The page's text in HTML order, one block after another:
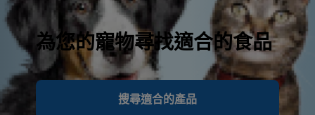
為您的寵物尋找適合的食品
搜尋適合的產品